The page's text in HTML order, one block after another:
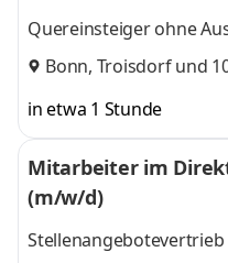
Quereinsteiger ohne
Bonn, Troisdorfund
in etwa 1 Stunde
Mitarbeiter im
(m/w/d)
Stellenangebotevertrieb